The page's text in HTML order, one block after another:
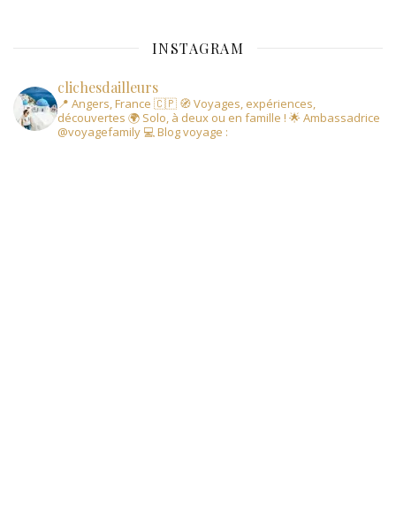
INSTAGRAM
clichesdailleurs
📍 Angers, France 🇨🇵 🧭 Voyages, expériences,
découvertes 🌍 Solo, à deux ou en famille ! 🌟 Ambassadrice
@voyagefamily 💻 Blog voyage :